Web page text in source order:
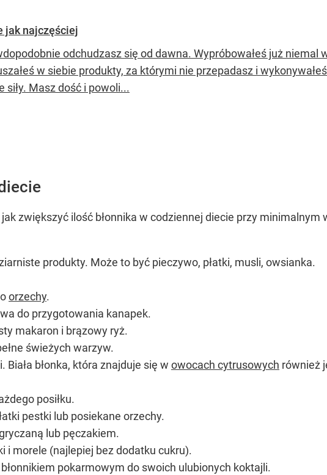
jak najczęściej
odchudzasz się od dawna. Wypróbowałeś już niemal
w siebie produkty, za którymi nie przepadasz i
siły. Masz dość i powoli...
zwiększyć ilość błonnika w codziennej diecie przy minimalnym
produkty. Może to być pieczywo, płatki, musli, owsianka.
orzechy.
do przygotowania kanapek.
makaron i brązowy ryż.
świeżych warzyw.
błonka, która znajduje się w owocach cytrusowych również
posiłku.
pestki lub posiekane orzechy.
lub pęczakiem.
i morele (najlepiej bez dodatku cukru).
pokarmowym do swoich ulubionych koktajli.